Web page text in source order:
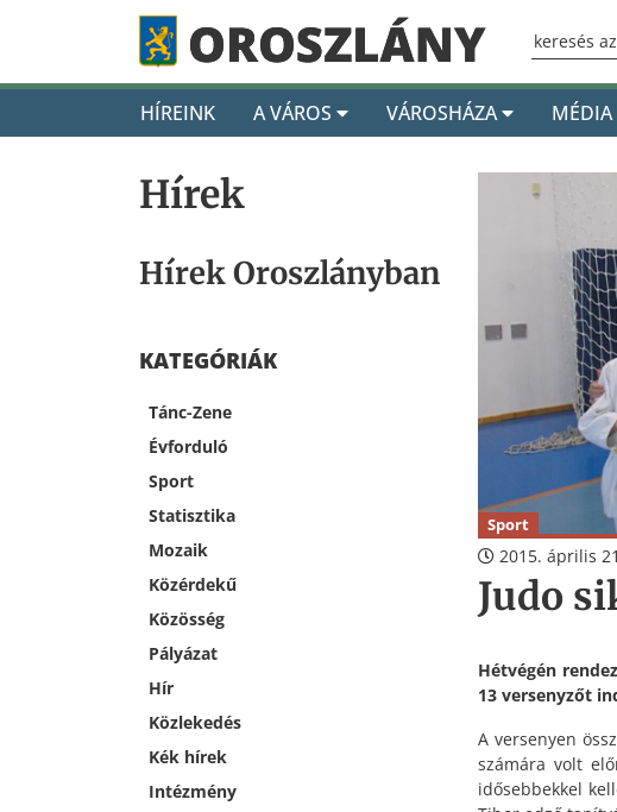
HÍREINK A VÁROS VÁROSHÁZA MÉDIA
Hírek
Hírek Oroszlányban
KATEGÓRIÁK
Tánc-Zene
Évforduló
Sport
Statisztika
Mozaik
Közérdekű
Közösség
Pályázat
Hír
Közlekedés
Kék hírek
Intézmény
Sport
2015. április
Judo
Hétvégén
13 versenyzőt
A versenyen
számára volt
idősebbekkel